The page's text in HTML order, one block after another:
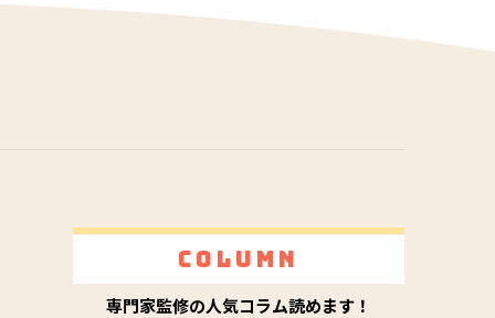
Column
専門家監修の人気コラム読めます！